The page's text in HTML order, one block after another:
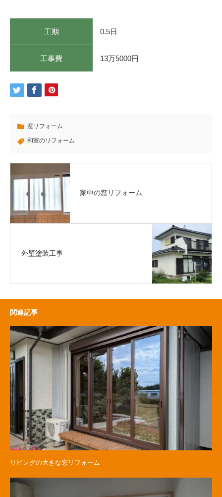
工期 0.5日
工事費 13万5000円
窓リフォーム
和室のリフォーム
家中の窓リフォーム
外壁塗装工事
関連記事
リビングの大きな窓リフォーム